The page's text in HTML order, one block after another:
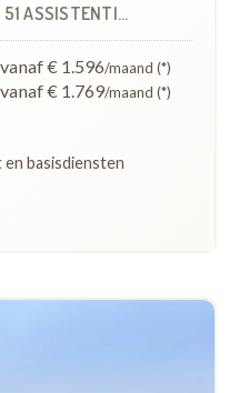
51 ASSISTENTIEWONINGEN
vanaf € 1.596/maand (*)
vanaf € 1.769/maand (*)
basisdiensten